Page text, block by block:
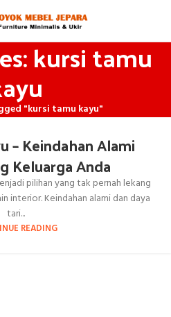
kursi tamu
"kursi tamu kayu"
– Keindahan Alami
Keluarga Anda
pilihan yang tak pernah lekang
interior. Keindahan alami dan daya
tari...
READING